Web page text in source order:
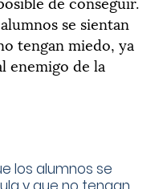
se sientan
tengan miedo, ya
enemigo de la
los alumnos se